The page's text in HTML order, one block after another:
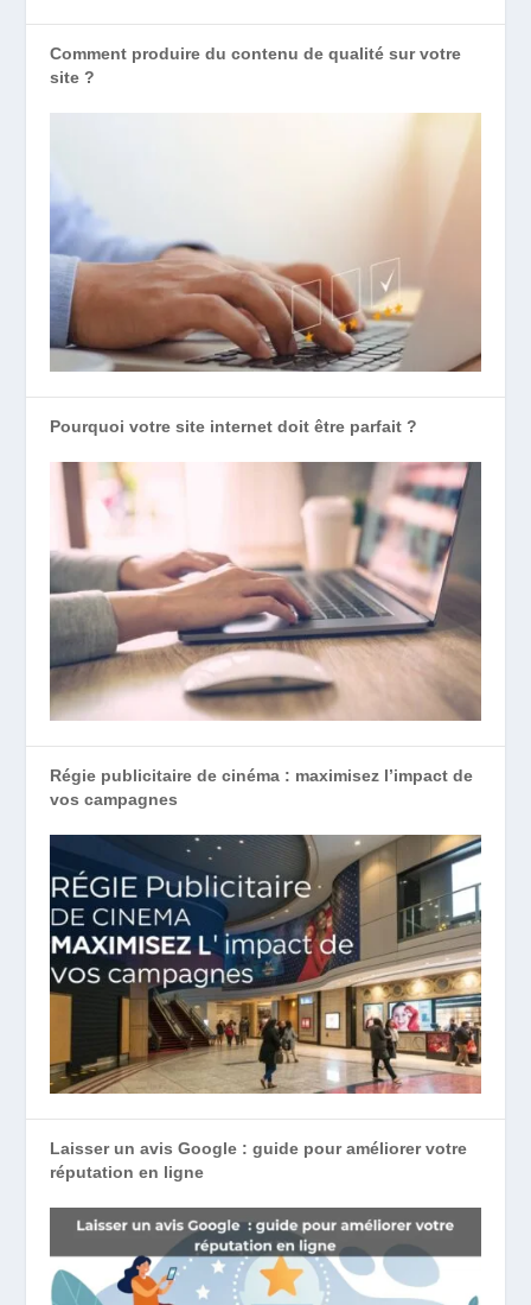
Comment produire du contenu de qualité sur votre
site ?
Pourquoi votre site internet doit être parfait ?
Régie publicitaire de cinéma : maximisez l’impact de
vos campagnes
Laisser un avis Google : guide pour améliorer votre
réputation en ligne